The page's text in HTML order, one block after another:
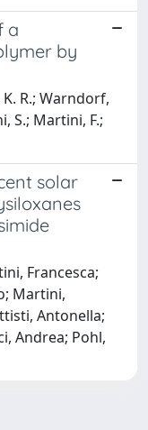
a
by
R.; Warndorf,
S.; Martini, F.;
solar
Francesca;
Martini,
Antonella;
Andrea; Pohl,